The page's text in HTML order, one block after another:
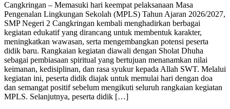
Cangkringan – Memasuki hari keempat pelaksanaan Masa
Pengenalan Lingkungan Sekolah (MPLS) Tahun Ajaran 2026/2027,
SMP Negeri 2 Cangkringan kembali menghadirkan berbagai
kegiatan edukatif yang dirancang untuk membentuk karakter,
meningkatkan wawasan, serta mengembangkan potensi peserta
didik baru. Rangkaian kegiatan diawali dengan Sholat Dhuha
sebagai pembiasaan spiritual yang bertujuan menanamkan nilai
keimanan, kedisiplinan, dan rasa syukur kepada Allah SWT. Melalui
kegiatan ini, peserta didik diajak untuk memulai hari dengan doa
dan semangat positif sebelum mengikuti seluruh rangkaian kegiatan
MPLS. Selanjutnya, peserta didik […]